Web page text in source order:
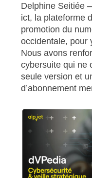
Delphine Seitiée
ict, la plateforme
promotion du
occidentale, pour
Nous avons
cybersuite qui ne
seule version et
d’abonnement